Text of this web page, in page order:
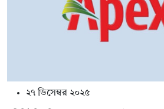
২৭ ডিসেম্বর ২০২৫